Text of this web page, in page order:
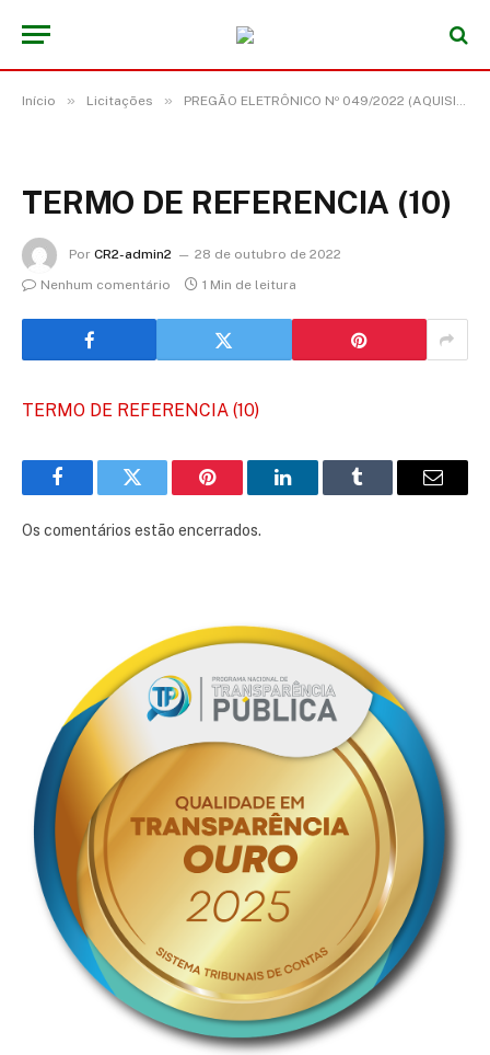
Início » Licitações » PREGÃO ELETRÔNICO Nº 049/2022 (AQUISIÇÃO DE 100.000 L DE ÓLEO DIESEL S-10)
TERMO DE REFERENCIA (10)
Por CR2-admin2
28 de outubro de 2022
Nenhum comentário
1 Min de leitura
TERMO DE REFERENCIA (10)
FacebookTwitter Pinterest LinkedInTumblr
E-
Os comentários estão encerrados.